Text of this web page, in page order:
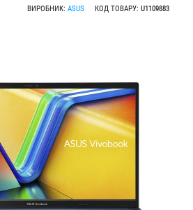
ВИРОБНИК: ASUS КОД ТОВАРУ: U1109883